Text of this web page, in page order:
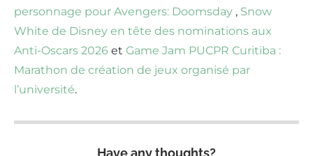
personnage pour Avengers: Doomsday , Snow
White de Disney en tête des nominations aux
Anti-Oscars 2026 et Game Jam PUCPR Curitiba :
Marathon de création de jeux organisé par
l’université.